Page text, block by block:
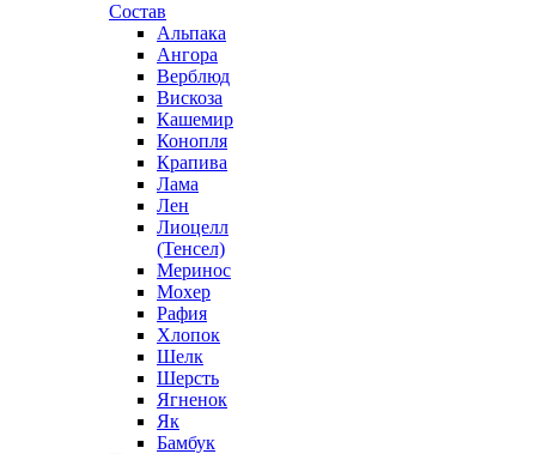
Состав
Альпака
Ангора
Верблюд
Вискоза
Кашемир
Конопля
Крапива
Лама
Лен
Лиоцелл
(Тенсел)
Меринос
Мохер
Рафия
Хлопок
Шелк
Шерсть
Ягненок
Як
Бамбук